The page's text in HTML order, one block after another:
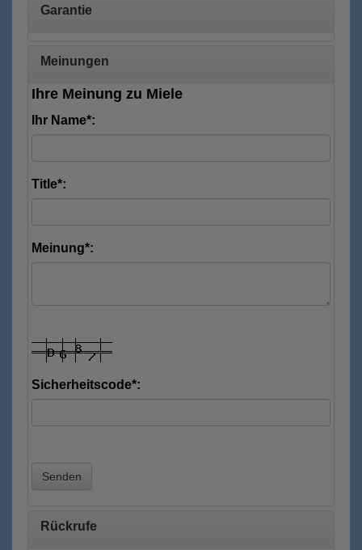
Garantie
Meinungen
Ihre Meinung zu Miele
Ihr Name*:
Title*:
Meinung*:
Sicherheitscode*:
Senden
Rückrufe